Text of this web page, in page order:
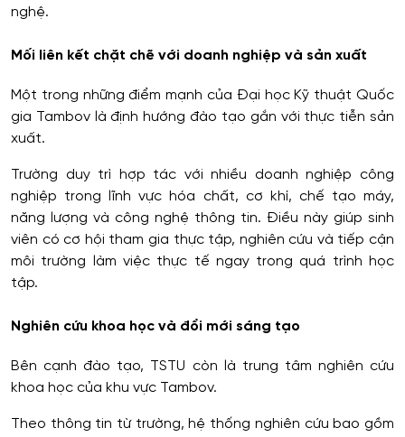
nghệ.
Mối liên kết chặt chẽ với doanh nghiệp và sản xuất
Một trong những điểm mạnh của Đại học Kỹ thuật Quốc
gia Tambov là định hướng đào tạo gắn với thực tiễn sản
xuất.
Trường duy trì hợp tác với nhiều doanh nghiệp công
nghiệp trong lĩnh vực hóa chất, cơ khí, chế tạo máy,
năng lượng và công nghệ thông tin. Điều này giúp sinh
viên có cơ hội tham gia thực tập, nghiên cứu và tiếp cận
môi trường làm việc thực tế ngay trong quá trình học
tập.
Nghiên cứu khoa học và đổi mới sáng tạo
Bên cạnh đào tạo, TSTU còn là trung tâm nghiên cứu
khoa học của khu vực Tambov.
Theo thông tin từ trường, hệ thống nghiên cứu bao gồm